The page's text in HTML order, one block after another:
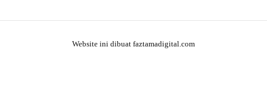
Website ini dibuat faztamadigital.com